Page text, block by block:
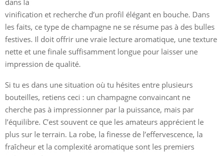
vinification et recherche d’un profil élégant en bouche. Dans
les faits, ce type de champagne ne se résume pas à des bulles
festives. Il doit offrir une vraie lecture aromatique, une texture
nette et une finale suffisamment longue pour laisser une
impression de qualité.
Si tu es dans une situation où tu hésites entre plusieurs
bouteilles, retiens ceci : un champagne convaincant ne
cherche pas à impressionner par la puissance, mais par
l’équilibre. C’est souvent ce que les amateurs apprécient le
plus sur le terrain. La robe, la finesse de l’effervescence, la
fraîcheur et la complexité aromatique sont les premiers